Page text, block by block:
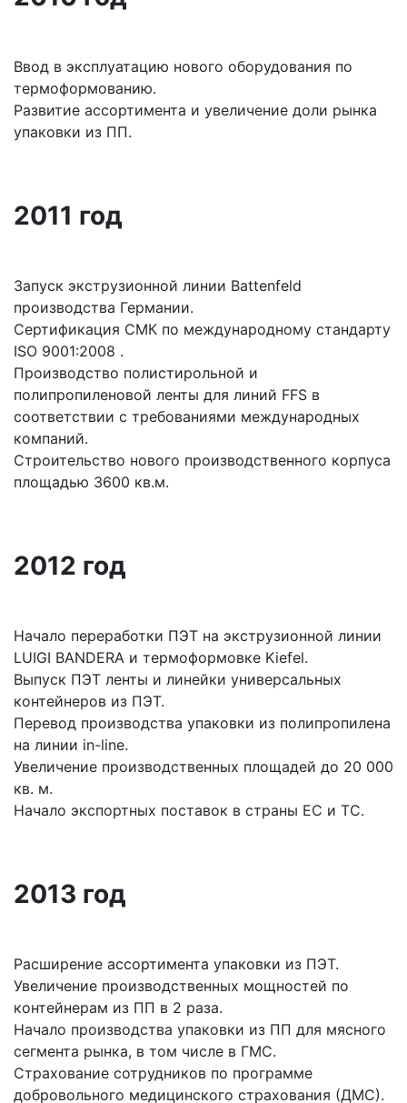
Ввод в эксплуатацию нового оборудования по
термоформованию.
Развитие ассортимента и увеличение доли рынка
упаковки из ПП.
2011 год
Запуск экструзионной линии Battenfeld
производства Германии.
Сертификация СМК по международному стандарту
ISO 9001:2008 .
Производство полистирольной и
полипропиленовой ленты для линий FFS в
соответствии с требованиями международных
компаний.
Строительство нового производственного корпуса
площадью 3600 кв.м.
2012 год
Начало переработки ПЭТ на экструзионной линии
LUIGI BANDERA и термоформовке Kiefel.
Выпуск ПЭТ ленты и линейки универсальных
контейнеров из ПЭТ.
Перевод производства упаковки из полипропилена
на линии in-line.
Увеличение производственных площадей до 20 000
кв. м.
Начало экспортных поставок в страны ЕС и ТС.
2013 год
Расширение ассортимента упаковки из ПЭТ.
Увеличение производственных мощностей по
контейнерам из ПП в 2 раза.
Начало производства упаковки из ПП для мясного
сегмента рынка, в том числе в ГМС.
Страхование сотрудников по программе
добровольного медицинского страхования (ДМС).